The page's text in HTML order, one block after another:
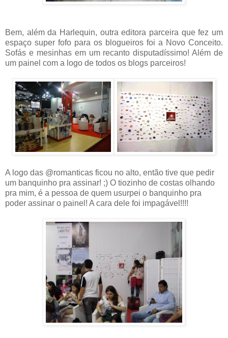
Bem, além da Harlequin, outra editora parceira que fez um
espaço super fofo para os blogueiros foi a Novo Conceito.
Sofás e mesinhas em um recanto disputadíssimo! Além de
um painel com a logo de todos os blogs parceiros!
A logo das @romanticas ficou no alto, então tive que pedir
um banquinho pra assinar! ;) O tiozinho de costas olhando
pra mim, é a pessoa de quem usurpei o banquinho pra
poder assinar o painel! A cara dele foi impagável!!!!